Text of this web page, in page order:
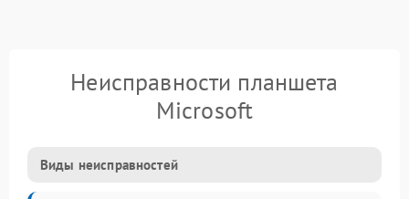
Неисправности планшета
Microsoft
Виды неисправностей